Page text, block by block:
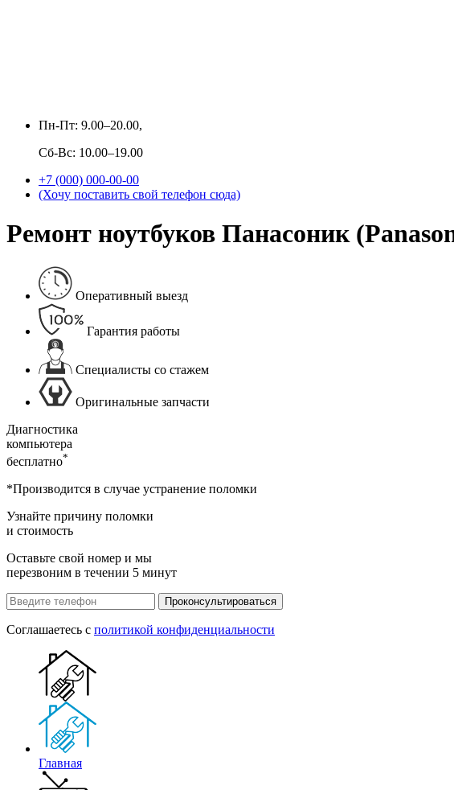
Пн-Пт: 9.00–20.00,
Сб-Вс: 10.00–19.00
+7 (000) 000-00-00
(Хочу поставить свой телефон сюда)
Ремонт ноутбуков Панасоник
Оперативный выезд
Гарантия работы
Специалисты со стажем
Оригинальные запчасти
Диагностика
компьютера
бесплатно*
*Производится в случае устранение поломки
Узнайте причину поломки
и стоимость
Оставьте свой номер и мы
перезвоним в течении 5 минут
Проконсультироваться
Соглашаетесь с политикой конфиденциальности
Главная